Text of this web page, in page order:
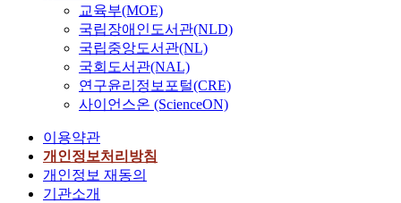
교육부(MOE)
국립장애인도서관(NLD)
국립중앙도서관(NL)
국회도서관(NAL)
연구윤리정보포털(CRE)
사이언스온 (ScienceON)
이용약관
개인정보처리방침
개인정보 재동의
기관소개